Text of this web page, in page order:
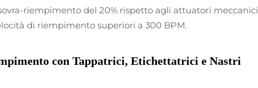
riempimento del 20% rispetto agli attuatori meccanici
di riempimento superiori a 300 BPM.
con Tappatrici, Etichettatrici e Nastri